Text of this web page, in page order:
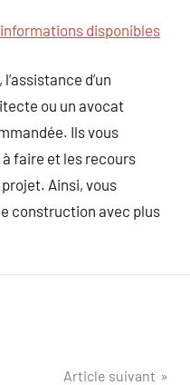
disponibles
d’un
ou un avocat
Ils vous
faire et les recours
Ainsi, vous
construction avec plus
Article suivant